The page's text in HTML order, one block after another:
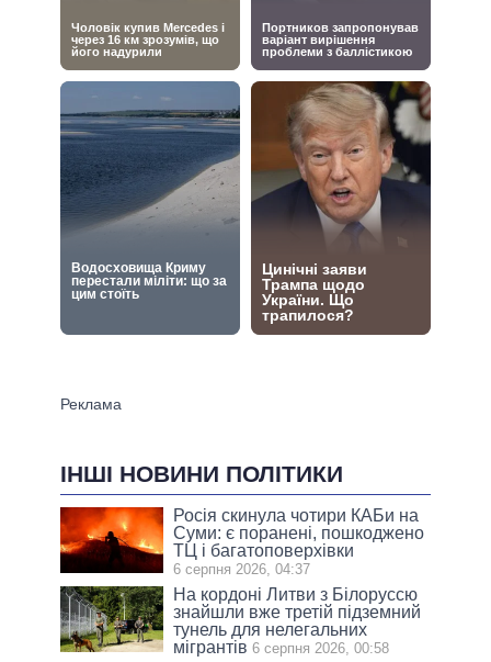
ІНШІ НОВИНИ ПОЛІТИКИ
Росія скинула чотири КАБи на
Суми: є поранені, пошкоджено
ТЦ і багатоповерхівки
6 серпня 2026, 04:37
На кордоні Литви з Білоруссю
знайшли вже третій підземний
тунель для нелегальних
мігрантів 6 серпня 2026, 00:58